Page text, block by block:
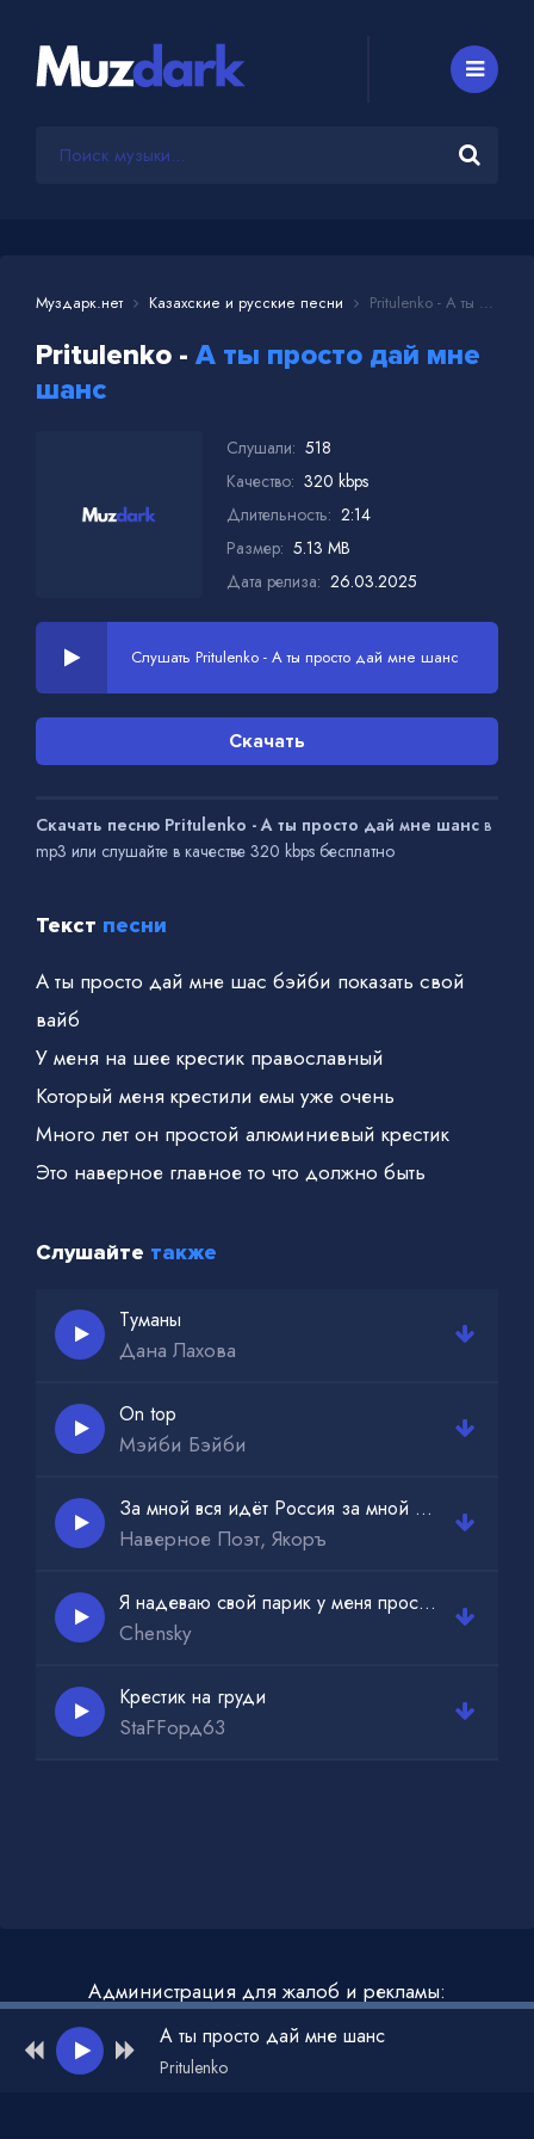
Муздарк.нет Казахские и русские песни Pritulenko - А ты просто дай мне шанс
Pritulenko - А ты просто дай мне
шанс
Слушали: 518
Качество: 320 kbps
Длительность: 2:14
Размер: 5.13 MB
Дата релиза: 26.03.2025
Слушать Pritulenko - А ты просто дай мне шанс
Скачать
Скачать песню Pritulenko - А ты просто дай мне шанс в
mp3 или слушайте в качестве 320 kbps бесплатно
Текст песни
А ты просто дай мне шас бэйби показать свой
вайб
У меня на шее крестик православный
Который меня крестили емы уже очень
Много лет он простой алюминиевый крестик
Это наверное главное то что должно быть
Слушайте также
Туманы
Дана Лахова
On top
Мэйби Бэйби
За мной вся идёт Россия за мной вся идёт страна
Наверное Поэт, Якоръ
Я надеваю свой парик у меня просто всё горит
Chensky
Крестик на груди
StaFFорд63
Администрация для жалоб и рекламы:
admin@muzdark.net
А ты просто дай мне шанс
Pritulenko